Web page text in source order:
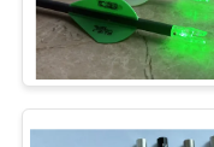
PLAN
DU
SITE